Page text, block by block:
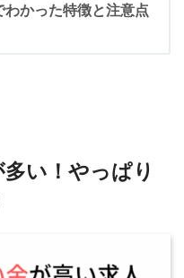
わかった特徴と注意点
い！やっぱり